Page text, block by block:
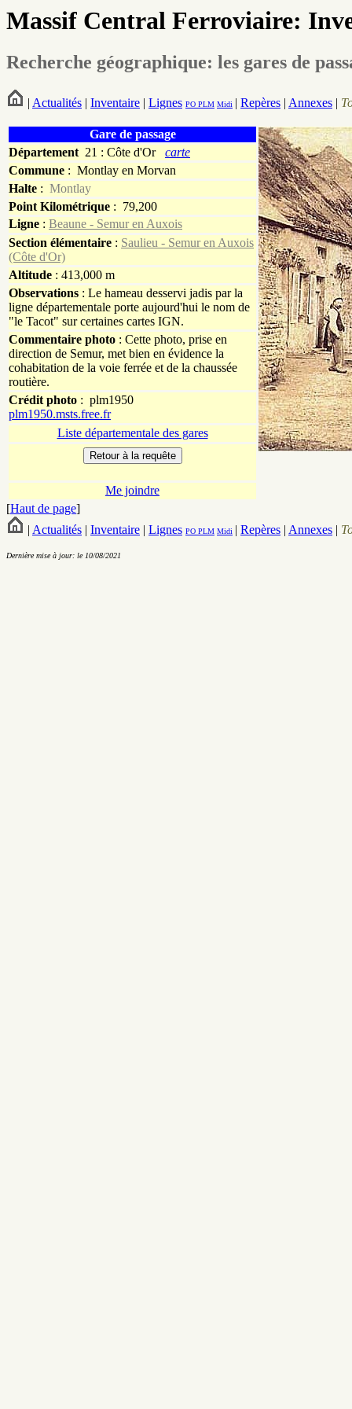
Massif Central Ferroviaire:
Recherche géographique: les gares de
| Actualités | Inventaire | Lignes PO PLM Midi | Repères | Annexes |
Gare de passage
Département 21 : Côte d'Or carte
Commune : Montlay en Morvan
Halte : Montlay
Point Kilométrique : 79,200
Ligne : Beaune - Semur en Auxois
Section élémentaire : Saulieu - Semur en Auxois
(Côte d'Or)
Altitude : 413,000 m
Observations : Le hameau desservi jadis par la
ligne départementale porte aujourd'hui le nom de
"le Tacot" sur certaines cartes IGN.
Commentaire photo : Cette photo, prise en
direction de Semur, met bien en évidence la
cohabitation de la voie ferrée et de la chaussée
routière.
Crédit photo : plm1950
plm1950.msts.free.fr
Liste départementale des gares
Me joindre
[Haut de page]
| Actualités | Inventaire | Lignes PO PLM Midi | Repères | Annexes |
Dernière mise à jour: le 10/08/2021